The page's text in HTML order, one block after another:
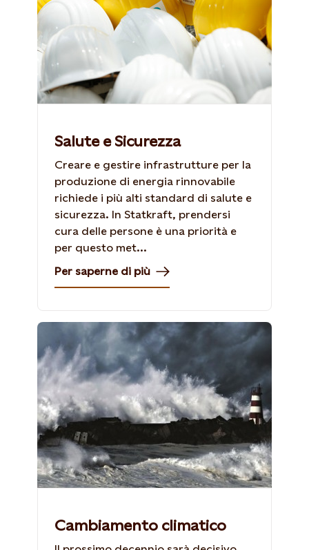
Salute e Sicurezza
Creare e gestire infrastrutture per la
produzione di energia rinnovabile
richiede i più alti standard di salute e
sicurezza. In Statkraft, prendersi
cura delle persone è una priorità e
per questo met...
Per saperne di più
Cambiamento climatico